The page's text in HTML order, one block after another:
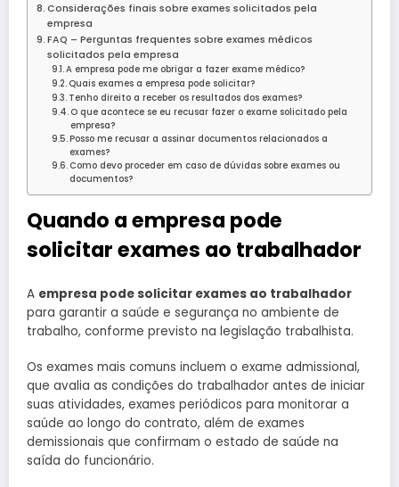
Considerações finais sobre exames solicitados pela
empresa
FAQ – Perguntas frequentes sobre exames médicos
solicitados pela empresa
A empresa pode me obrigar a fazer exame médico?
Quais exames a empresa pode solicitar?
Tenho direito a receber os resultados dos exames?
O que acontece se eu recusar fazer o exame solicitado pela
empresa?
Posso me recusar a assinar documentos relacionados a
exames?
Como devo proceder em caso de dúvidas sobre exames ou
documentos?
Quando a empresa pode
solicitar exames ao trabalhador
A empresa pode solicitar exames ao trabalhador
para garantir a saúde e segurança no ambiente de
trabalho, conforme previsto na legislação trabalhista.
Os exames mais comuns incluem o exame admissional,
que avalia as condições do trabalhador antes de iniciar
suas atividades, exames periódicos para monitorar a
saúde ao longo do contrato, além de exames
demissionais que confirmam o estado de saúde na
saída do funcionário.